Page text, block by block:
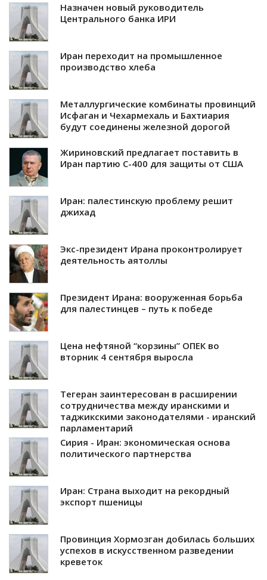
Назначен новый руководитель
Центрального банка ИРИ
Иран переходит на промышленное
производство хлеба
Металлургические комбинаты провинций
Исфаган и Чехармехаль и Бахтиария
будут соединены железной дорогой
Жириновский предлагает поставить в
Иран партию С-400 для защиты от США
Иран: палестинскую проблему решит
джихад
Экс-президент Ирана проконтролирует
деятельность аятоллы
Президент Ирана: вооруженная борьба
для палестинцев – путь к победе
Цена нефтяной “корзины” ОПЕК во
вторник 4 сентября выросла
Тегеран заинтересован в расширении
сотрудничества между иранскими и
таджикскими законодателями - иранский
парламентарий
Сирия - Иран: экономическая основа
политического партнерства
Иран: Страна выходит на рекордный
экспорт пшеницы
Провинция Хормозган добилась больших
успехов в искусственном разведении
креветок